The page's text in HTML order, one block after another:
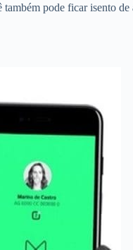
pode ficar isento